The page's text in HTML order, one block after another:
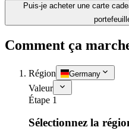
Puis-je acheter une carte
Comment ça
Région Germany
Valeur
Étape 1
Sélectionnez la